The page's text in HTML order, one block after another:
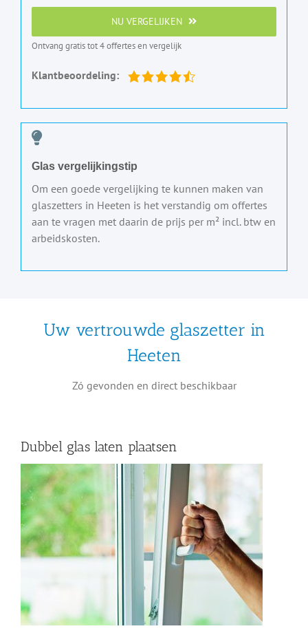
NU VERGELIJKEN
Ontvang gratis tot 4 offertes en vergelijk
Klantbeoordeling:
Glas vergelijkingstip
Om een goede vergelijking te kunnen maken van
glaszetters in Heeten is het verstandig om offertes
aan te vragen met daarin de prijs per m² incl. btw en
arbeidskosten.
Uw vertrouwde glaszetter in
Heeten
Zó gevonden en direct beschikbaar
Dubbel glas laten plaatsen